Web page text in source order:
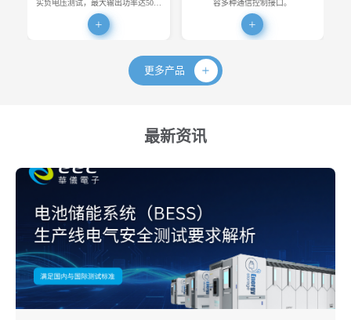
实负电压测试，最大输出功率达50…
容多种通信控制接口。
更多产品
最新资讯